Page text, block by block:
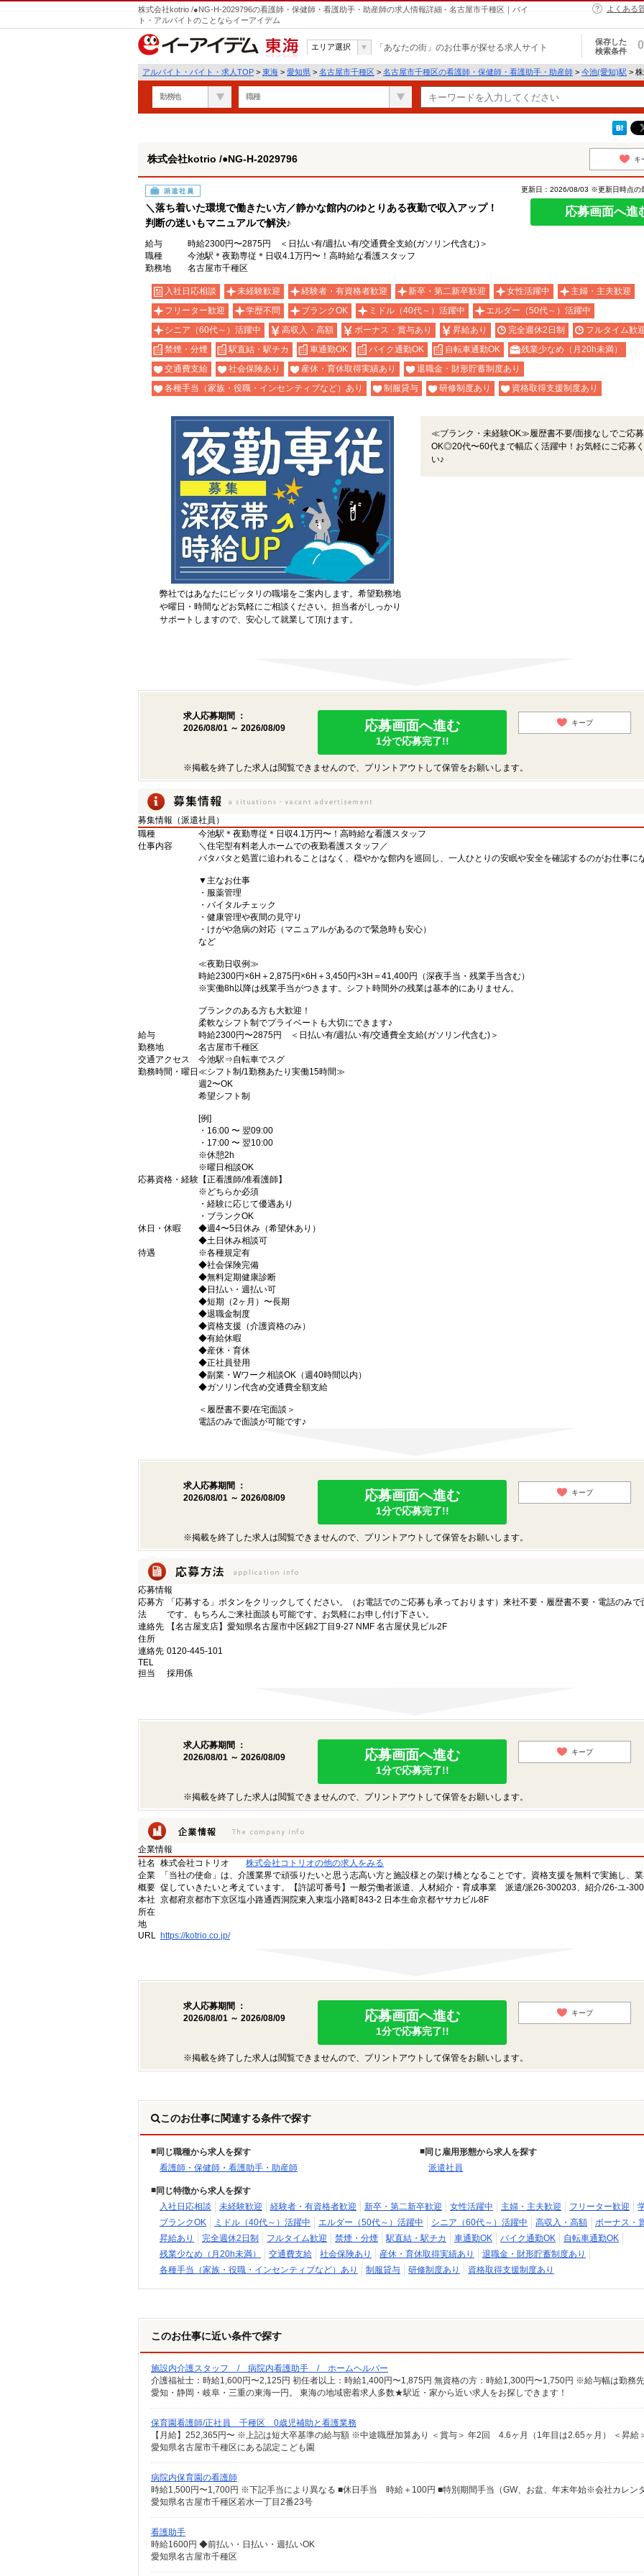
株式会社kotrio /●NG-H-2029796の看護師・保健師・看護助手・助産師の求人情報詳細 - 名古屋市千種区｜バイ
ト・アルバイトのことならイーアイデム
よくある
東海
エリア選択 「あなたの街」のお仕事が探せる求人サイト
保存した
検索条件
0
アルバイト・バイト・求人TOP > 東海 > 愛知県 > 名古屋市千種区 > 名古屋市千種区の看護師・保健師・看護助手・助産師 > 今池(愛知)駅 >
勤務地 職種
株式会社kotrio /●NG-H-2029796 キ
派遣社員
＼落ち着いた環境で働きたい方／静かな館内のゆとりある夜勤で収入アップ！
判断の迷いもマニュアルで解決♪
更新日：2026/08/03 ※更新日時点の
応募画面へ進
給与
時給2300円〜2875円 ＜日払い有/週払い有/交通費全支給(ガソリン代含む)＞
職種
今池駅＊夜勤専従＊日収4.1万円〜！高時給な看護スタッフ
勤務地
名古屋市千種区
入社日応相談 未経験歓迎 経験者・有資格者歓迎 新卒・第二新卒歓迎 女性活躍中
主婦・主夫歓迎
フリーター歓迎
学歴不問 ブランクOK ミドル（40代～）活躍中
エルダー（50代～）活躍中
シニア（60代～）活躍中
高収入・高額 ボーナス・賞与あり 昇給あり 完全週休2日制
フルタイム歓
禁煙・分煙
駅直結・駅チカ 車通勤OK バイク通勤OK 自転車通勤OK
残業少なめ（月20h未満）
交通費支給
社会保険あり 産休・育休取得実績あり
退職金・財形貯蓄制度あり
各種手当（家族・役職・インセンティブなど）あり
制服貸与 研修制度あり 資格取得支援制度あり
弊社ではあなたにピッタリの職場をご案内します。希望勤務地
や曜日・時間などお気軽にご相談ください。担当者がしっかり
サポートしますので、安心して就業して頂けます。
≪ブランク・未経験OK≫履歴書不要/面接なしでご応募
OK◎20代〜60代まで幅広く活躍中！お気軽にご応募
い♪
求人応募期間 ：
2026/08/01 ～ 2026/08/09
応募画面へ進む
1分で応募完了!!
キープ
※掲載を終了した求人は閲覧できませんので、プリントアウトして保管をお願いします。
募集情報（派遣社員）
職種
今池駅＊夜勤専従＊日収4.1万円〜！高時給な看護スタッフ
仕事内容
＼住宅型有料老人ホームでの夜勤看護スタッフ／
バタバタと処置に追われることはなく、穏やかな館内を巡回し、一人ひとりの安眠や安全を確認するのがお仕事に
▼主なお仕事
・服薬管理
・バイタルチェック
・健康管理や夜間の見守り
・けがや急病の対応（マニュアルがあるので緊急時も安心）
など
≪夜勤日収例≫
時給2300円×6H＋2,875円×6H＋3,450円×3H＝41,400円（深夜手当・残業手当含む）
※実働8h以降は残業手当がつきます。シフト時間外の残業は基本的にありません。
ブランクのある方も大歓迎！
柔軟なシフト制でプライベートも大切にできます♪
給与
時給2300円〜2875円 ＜日払い有/週払い有/交通費全支給(ガソリン代含む)＞
勤務地
名古屋市千種区
交通アクセス
今池駅⇒自転車でスグ
勤務時間・曜日 ≪シフト制/1勤務あたり実働15時間≫
週2〜OK
希望シフト制
[例]
・16:00 〜 翌09:00
・17:00 〜 翌10:00
※休憩2h
※曜日相談OK
応募資格・経験 【正看護師/准看護師】
※どちらか必須
・経験に応じて優遇あり
・ブランクOK
休日・休暇
◆週4〜5日休み（希望休あり）
◆土日休み相談可
待遇
※各種規定有
◆社会保険完備
◆無料定期健康診断
◆日払い・週払い可
◆短期（2ヶ月）〜長期
◆退職金制度
◆資格支援（介護資格のみ）
◆有給休暇
◆産休・育休
◆正社員登用
◆副業・Wワーク相談OK（週40時間以内）
◆ガソリン代含め交通費全額支給
＜履歴書不要/在宅面談＞
電話のみで面談が可能です♪
求人応募期間 ：
2026/08/01 ～ 2026/08/09
応募画面へ進む
1分で応募完了!!
キープ
※掲載を終了した求人は閲覧できませんので、プリントアウトして保管をお願いします。
応募情報
応募方
法
「応募する」ボタンをクリックしてください。（お電話でのご応募も承っております）来社不要・履歴書不要・電話のみで
です。もちろんご来社面談も可能です。お気軽にお申し付け下さい。
連絡先
住所
【名古屋支店】愛知県名古屋市中区錦2丁目9-27 NMF 名古屋伏見ビル2F
連絡先
TEL
0120-445-101
担当 採用係
求人応募期間 ：
2026/08/01 ～ 2026/08/09
応募画面へ進む
1分で応募完了!!
キープ
※掲載を終了した求人は閲覧できませんので、プリントアウトして保管をお願いします。
企業情報
社名
株式会社コトリオ
株式会社コトリオの他の求人をみる
企業
概要
「当社の使命」は、介護業界で頑張りたいと思う志高い方と施設様との架け橋となることです。資格支援を無料で実施し、
促していきたいと考えています。【許認可番号】一般労働者派遣、人材紹介・育成事業 派遣/派26-300203、紹介/26-ユ-
本社
所在
地
京都府京都市下京区塩小路通西洞院東入東塩小路町843-2 日本生命京都ヤサカビル8F
URL https://kotrio.co.jp/
求人応募期間 ：
2026/08/01 ～ 2026/08/09
応募画面へ進む
1分で応募完了!!
キープ
※掲載を終了した求人は閲覧できませんので、プリントアウトして保管をお願いします。
このお仕事に関連する条件で探す
同じ職種から求人を探す
看護師・保健師・看護助手・助産師
同じ雇用形態から求人を探す
派遣社員
同じ特徴から求人を探す
入社日応相談
未経験歓迎 経験者・有資格者歓迎 新卒・第二新卒歓迎 女性活躍中 主婦・主夫歓迎 フリーター歓迎
ブランクOK
ミドル（40代～）活躍中 エルダー（50代～）活躍中 シニア（60代～）活躍中 高収入・高額
ボーナス・
昇給あり
完全週休2日制 フルタイム歓迎 禁煙・分煙 駅直結・駅チカ 車通勤OK バイク通勤OK
自転車通勤OK
残業少なめ（月20h未満）
交通費支給 社会保険あり 産休・育休取得実績あり
退職金・財形貯蓄制度あり
各種手当（家族・役職・インセンティブなど）あり
制服貸与 研修制度あり 資格取得支援制度あり
このお仕事に近い条件で探す
施設内介護スタッフ / 病院内看護助手 / ホームヘルパー
愛知・静岡・岐阜・三重の東海一円。 東海の地域密着求人多数★駅近・家から近い求人をお探しできます！
保育園看護師/正社員 千種区 0歳児補助と看護業務
愛知県名古屋市千種区にある認定こども園
病院内保育園の看護師
愛知県名古屋市千種区若水一丁目2番23号
看護助手
時給1600円 ◆前払い・日払い・週払いOK
愛知県名古屋市千種区